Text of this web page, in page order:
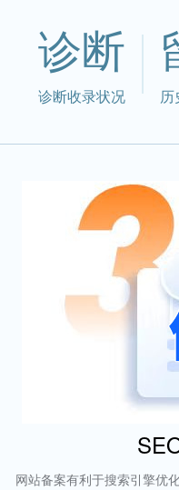
诊断
诊断收录状况 历
网站备案有利于搜索引擎优